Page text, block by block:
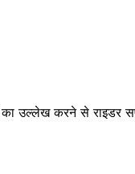
का उल्लेख करने से